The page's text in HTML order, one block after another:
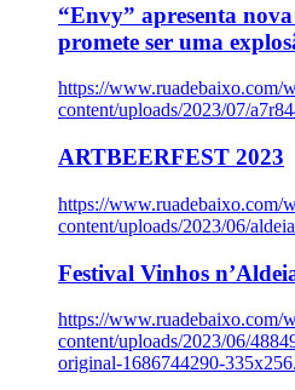
“Envy” apresenta
promete ser uma
https://www.ruadebaixo.com/
content/uploads/2023/07/
ARTBEERFEST 2023
https://www.ruadebaixo.com/
content/uploads/2023/06/
Festival Vinhos
https://www.ruadebaixo.com/
content/uploads/2023/06/
original-1686744290-